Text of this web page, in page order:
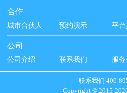
合作
城市合伙人 预约演示 平台
公司
公司介绍 联系我们 服务
联系我们 400-
Copyright © 2015-